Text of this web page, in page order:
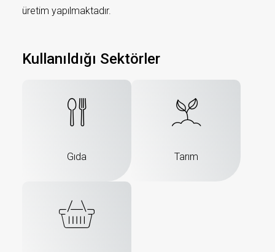
üretim yapılmaktadır.
Kullanıldığı Sektörler
Gıda Tarım